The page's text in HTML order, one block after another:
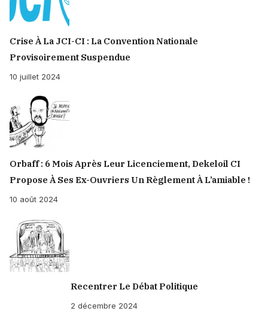
Crise À La JCI-CI : La Convention Nationale
Provisoirement Suspendue
10 juillet 2024
Orbaff : 6 Mois Après Leur Licenciement, Dekeloil CI
Propose À Ses Ex-Ouvriers Un Règlement À L’amiable !
10 août 2024
Recentrer Le Débat Politique
2 décembre 2024